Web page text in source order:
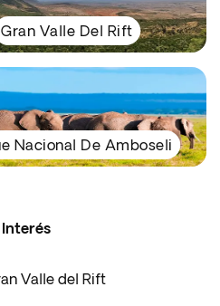
Gran Valle Del Rift
Nacional De Amboseli
Valle del Rift